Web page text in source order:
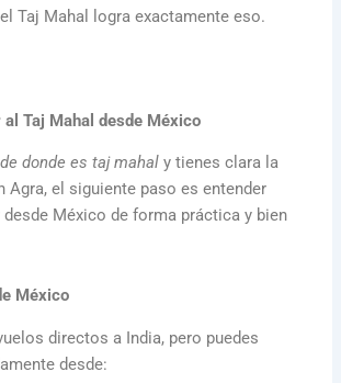
Taj Mahal logra exactamente eso.
Taj Mahal desde México
de donde es taj mahal y tienes clara la
Agra, el siguiente paso es entender
México de forma práctica y bien
México
directos a India, pero puedes
desde: